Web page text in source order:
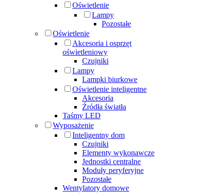
Oświetlenie
Lampy
Pozostałe
Oświetlenie
Akcesoria i osprzęt
oświetleniowy
Czujniki
Lampy
Lampki biurkowe
Oświetlenie inteligentne
Akcesoria
Źródła światła
Taśmy LED
Wyposażenie
Inteligentny dom
Czujniki
Elementy wykonawcze
Jednostki centralne
Moduły peryferyjne
Pozostałe
Wentylatory domowe